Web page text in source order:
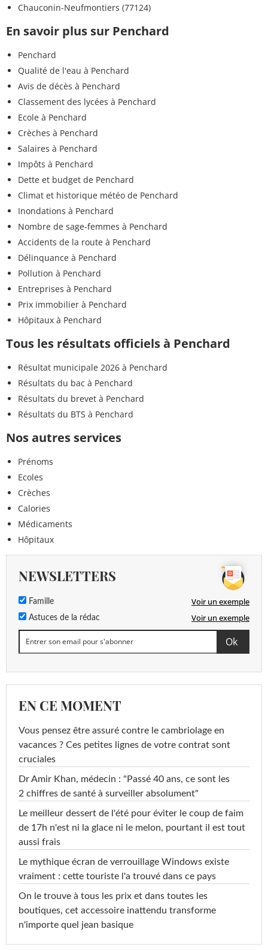
Chauconin-Neufmontiers (77124)
En savoir plus sur Penchard
Penchard
Qualité de l'eau à Penchard
Avis de décès à Penchard
Classement des lycées à Penchard
Ecole à Penchard
Crèches à Penchard
Salaires à Penchard
Impôts à Penchard
Dette et budget de Penchard
Climat et historique météo de Penchard
Inondations à Penchard
Nombre de sage-femmes à Penchard
Accidents de la route à Penchard
Délinquance à Penchard
Pollution à Penchard
Entreprises à Penchard
Prix immobilier à Penchard
Hôpitaux à Penchard
Tous les résultats officiels à Penchard
Résultat municipale 2026 à Penchard
Résultats du bac à Penchard
Résultats du brevet à Penchard
Résultats du BTS à Penchard
Nos autres services
Prénoms
Ecoles
Crèches
Calories
Médicaments
Hôpitaux
NEWSLETTERS
Famille Voir un exemple
Astuces de la rédac Voir un exemple
EN CE MOMENT
Vous pensez être assuré contre le cambriolage en
vacances ? Ces petites lignes de votre contrat sont
cruciales
Dr Amir Khan, médecin : "Passé 40 ans, ce sont les
2 chiffres de santé à surveiller absolument"
Le meilleur dessert de l'été pour éviter le coup de faim
de 17h n'est ni la glace ni le melon, pourtant il est tout
aussi frais
Le mythique écran de verrouillage Windows existe
vraiment : cette touriste l'a trouvé dans ce pays
On le trouve à tous les prix et dans toutes les
boutiques, cet accessoire inattendu transforme
n'importe quel jean basique